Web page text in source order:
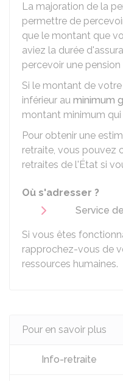
La majoration de la
permettre de
que le montant que
aviez la durée
percevoir une pension
Si le montant de
inférieur au minimum
montant minimum qui
Pour obtenir une
retraite, vous pouvez
retraites de l'État si
Où s'adresser ?
Service
Si vous êtes
rapprochez-vous de
ressources humaines.
Pour en savoir plus
Info-retraite